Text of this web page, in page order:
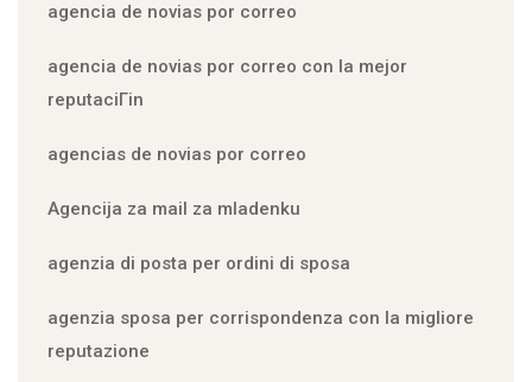
agencia de novias por correo
agencia de novias por correo con la mejor
reputaciГіn
agencias de novias por correo
Agencija za mail za mladenku
agenzia di posta per ordini di sposa
agenzia sposa per corrispondenza con la migliore
reputazione